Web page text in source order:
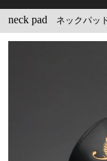
neck pad ネックパッ